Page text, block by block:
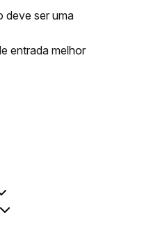
deve ser uma
entrada melhor